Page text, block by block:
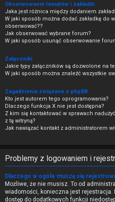
Obserwowanie tematów i zakładki
Jaka jest różnica między dodaniem
W jaki sposób można dodać zakładkę do
obserwować??
Jak obserwować wybrane forum?
W jaki sposób usunąć obserwowanie
Załączniki
Jakie typy załączników są dozwolone na
W jaki sposób można znaleźć wszystkie
Zagadnienia związane z phpBB
Kto jest autorem tego oprogramowania?
Dlaczego funkcja X nie jest dostępna?
Z kim się kontaktować w sprawach
z tą witryną?
Jak nawiązać kontakt z administratorem
Problemy z logowaniem i
Dlaczego w ogóle muszę się
Możliwe, że nie musisz. To od
wiadomości, konieczna jest rejestracja.
dostęp do dodatkowych funkcji